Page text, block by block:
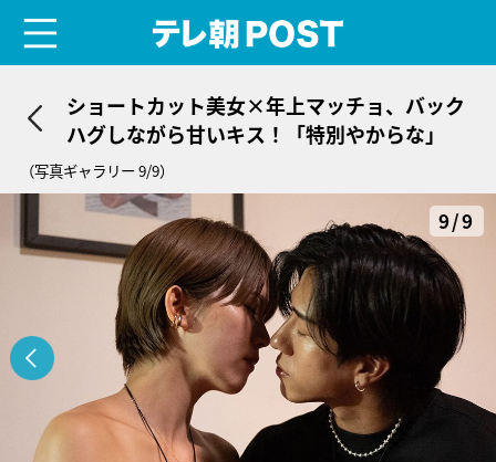
ショートカット美女×年上マッチョ、バック
ハグしながら甘いキス！「特別やからな」
（写真ギャラリー 9/9）
9/9